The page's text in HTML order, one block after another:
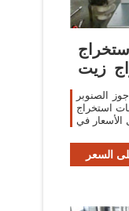
زيت
جوز ...
الصنوبر
استخراج
السعر